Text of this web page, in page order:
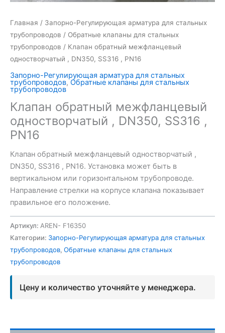
Главная / Запорно-Регулирующая арматура для стальных
трубопроводов / Обратные клапаны для стальных
трубопроводов / Клапан обратный межфланцевый
одностворчатый , DN350, SS316 , PN16
Запорно-Регулирующая арматура для стальных
трубопроводов,Обратные клапаны для стальных
трубопроводов
Клапан обратный межфланцевый
одностворчатый , DN350, SS316 ,
PN16
Клапан обратный межфланцевый одностворчатый ,
DN350, SS316 , PN16. Установка может быть в
вертикальном или горизонтальном трубопроводе.
Направление стрелки на корпусе клапана показывает
правильное его положение.
Артикул: AREN- F16350
Категории: Запорно-Регулирующая арматура для стальных
трубопроводов, Обратные клапаны для стальных
трубопроводов
Цену и количество уточняйте у менеджера.